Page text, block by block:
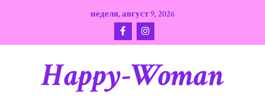
неделя, август 9, 2026
Happy-Woman